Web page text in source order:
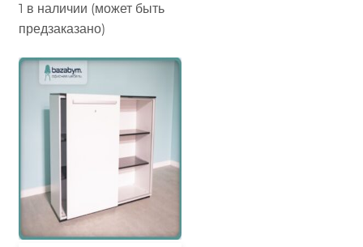
1 в наличии (может быть
предзаказано)